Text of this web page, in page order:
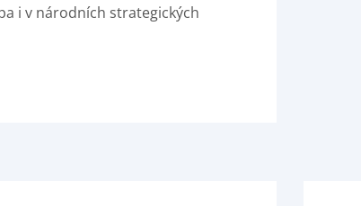
i v národních strategických